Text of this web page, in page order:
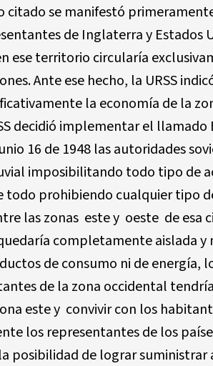
se manifestó
de Inglaterra y Estados
ese territorio circularía
Ante ese hecho, la URSS
la economía de la
decidió implementar el
16 de 1948 las autoridades
imposibilitando todo tipo de
todo prohibiendo cualquier tipo
las zonas este y oeste de esa
completamente aislada
de consumo ni de energía,
de la zona occidental
este y convivir con los
los representantes de los
posibilidad de lograr